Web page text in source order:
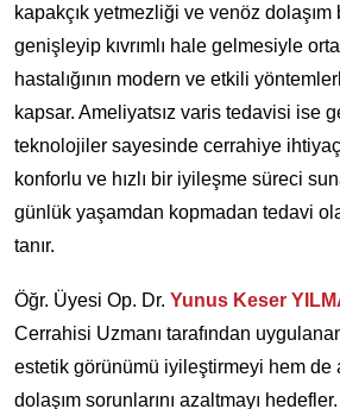
kapakçık yetmezliği ve venöz
genişleyip kıvrımlı hale gelmesiyle
hastalığının modern ve etkili
kapsar. Ameliyatsız varis tedavisi ise
teknolojiler sayesinde cerrahiye
konforlu ve hızlı bir iyileşme süreci
günlük yaşamdan kopmadan tedavi
tanır.
Öğr. Üyesi Op. Dr. Yunus Keser
Cerrahisi Uzmanı tarafından
estetik görünümü iyileştirmeyi hem de
dolaşım sorunlarını azaltmayı